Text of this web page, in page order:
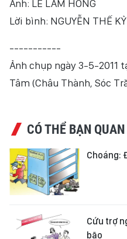
AN NINH - XÃ HỘI
VĂN HÓA
QUỐC TẾ
NHÂN DÂN ĐIỆN TỬ
BÁO THỜI NAY
NHÂN DÂN CUỐI TUẦN
Ảnh: LÊ LAM HỒNG
Lời bình: NGUYỄN THẾ KỶ
-----------
Ảnh chụp ngày 3-5-2011
Tâm (Châu Thành, Sóc
CÓ THỂ BẠN
Choáng:
Cứu trợ
bão